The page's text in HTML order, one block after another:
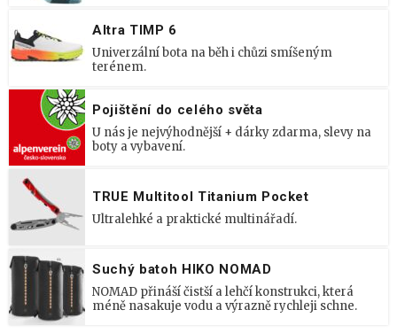
Altra TIMP 6
Univerzální bota na běh i chůzi smíšeným
terénem.
Pojištění do celého světa
U nás je nejvýhodnější + dárky zdarma, slevy na
boty a vybavení.
TRUE Multitool Titanium Pocket
Ultralehké a praktické multinářadí.
Suchý batoh HIKO NOMAD
NOMAD přináší čistší a lehčí konstrukci, která
méně nasakuje vodu a výrazně rychleji schne.